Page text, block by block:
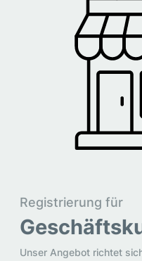
Registrierung für
Unser Angebot richtet